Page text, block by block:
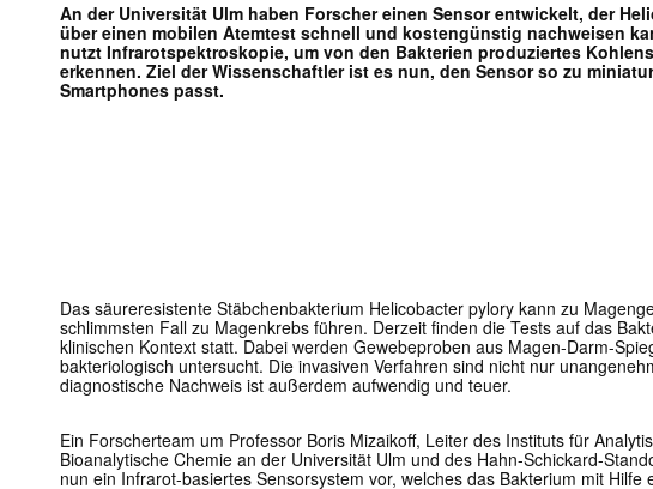
An der Universität Ulm haben Forscher einen Sensor entwickelt, der
über einen mobilen Atemtest schnell und kostengünstig nachweisen
nutzt Infrarotspektroskopie, um von den Bakterien produziertes
erkennen. Ziel der Wissenschaftler ist es nun, den Sensor so zu
Smartphones passt.
Das säureresistente Stäbchenbakterium Helicobacter pylory kann zu
schlimmsten Fall zu Magenkrebs führen. Derzeit finden die Tests auf das
klinischen Kontext statt. Dabei werden Gewebeproben aus Magen-Darm-
bakteriologisch untersucht. Die invasiven Verfahren sind nicht nur
diagnostische Nachweis ist außerdem aufwendig und teuer.
Ein Forscherteam um Professor Boris Mizaikoff, Leiter des Instituts für
Bioanalytische Chemie an der Universität Ulm und des Hahn-Schickard-
nun ein Infrarot-basiertes Sensorsystem vor, welches das Bakterium mit Hilfe